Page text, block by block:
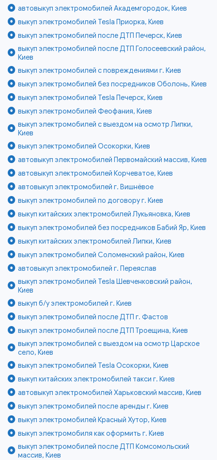
автовыкуп электромобилей Академгородок, Киев
выкуп электромобилей Tesla Приорка, Киев
выкуп электромобилей после ДТП Печерск, Киев
выкуп электромобилей после ДТП Голосеевский район,
Киев
выкуп электромобилей с повреждениями г. Киев
выкуп электромобилей без посредников Оболонь, Киев
выкуп электромобилей Tesla Печерск, Киев
выкуп электромобилей Феофания, Киев
выкуп электромобилей с выездом на осмотр Липки,
Киев
выкуп электромобилей Осокорки, Киев
автовыкуп электромобилей Первомайский массив, Киев
автовыкуп электромобилей Корчеватое, Киев
автовыкуп электромобилей г. Вишнёвое
выкуп электромобилей по договору г. Киев
выкуп китайских электромобилей Лукьяновка, Киев
выкуп электромобилей без посредников Бабий Яр, Киев
выкуп китайских электромобилей Липки, Киев
выкуп электромобилей Соломенский район, Киев
автовыкуп электромобилей г. Переяслав
выкуп электромобилей Tesla Шевченковский район,
Киев
выкуп б/у электромобилей г. Киев
выкуп электромобилей после ДТП г. Фастов
выкуп электромобилей после ДТП Троещина, Киев
выкуп электромобилей с выездом на осмотр Царское
село, Киев
выкуп электромобилей Tesla Осокорки, Киев
выкуп китайских электромобилей такси г. Киев
автовыкуп электромобилей Харьковский массив, Киев
выкуп электромобилей после аренды г. Киев
выкуп электромобилей Красный Хутор, Киев
выкуп электромобиля как оформить г. Киев
выкуп электромобилей после ДТП Комсомольский
массив, Киев